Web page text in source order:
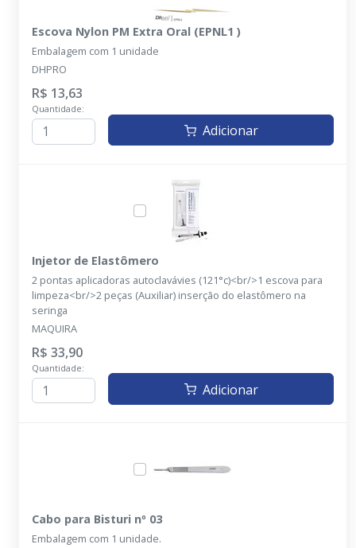
Escova Nylon PM Extra Oral (EPNL1 )
Embalagem com 1 unidade
DHPRO
R$ 13,63
Quantidade:
Adicionar
Injetor de Elastômero
2 pontas aplicadoras autoclavávies (121°c)<br/>1 escova para
limpeza<br/>2 peças (Auxiliar) inserção do elastômero na
seringa
MAQUIRA
R$ 33,90
Quantidade:
Adicionar
Cabo para Bisturi nº 03
Embalagem com 1 unidade.